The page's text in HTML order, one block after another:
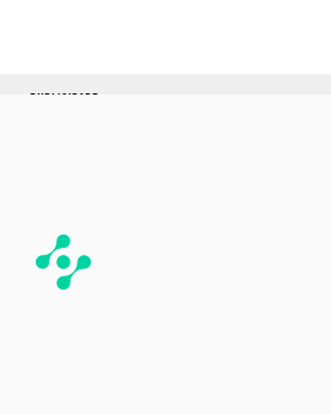
PUBLICIDADE